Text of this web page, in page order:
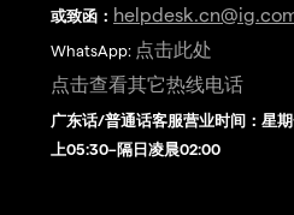
或致函：
WhatsApp: 点击此处
点击查看其它热线电话
广东话/普通话客服营业时间：星
上05:30–隔日凌晨02:00